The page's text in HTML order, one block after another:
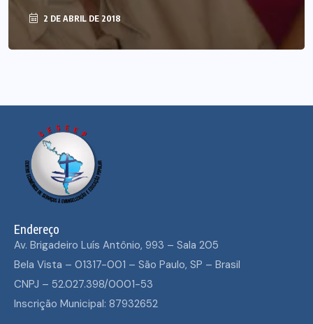
2 DE ABRIL DE 2018
Endereço
Av. Brigadeiro Luís Antônio, 993 – Sala 205
Bela Vista – 01317-001 – São Paulo, SP – Brasil
CNPJ – 52.027.398/0001-53
Inscrição Municipal: 87932652